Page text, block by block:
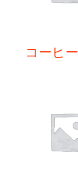
コーヒー